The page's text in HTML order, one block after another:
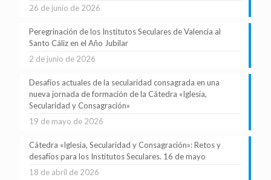
26 de junio de 2026
Peregrinación de los Institutos Seculares de Valencia al
Santo Cáliz en el Año Jubilar
2 de junio de 2026
Desafíos actuales de la secularidad consagrada en una
nueva jornada de formación de la Cátedra «Iglesia,
Secularidad y Consagración»
19 de mayo de 2026
Cátedra «Iglesia, Secularidad y Consagración»: Retos y
desafíos para los Institutos Seculares. 16 de mayo
18 de abril de 2026